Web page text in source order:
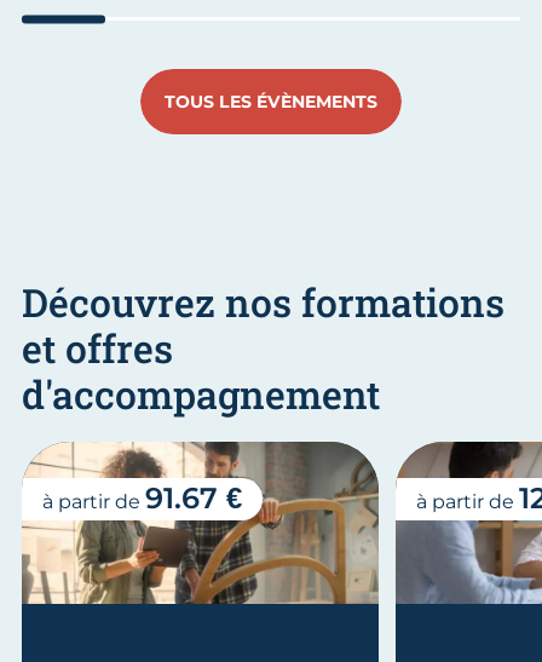
TOUS LES ÉVÈNEMENTS
Découvrez nos formations
et offres
d'accompagnement
à partir de 91.67 € à partir de